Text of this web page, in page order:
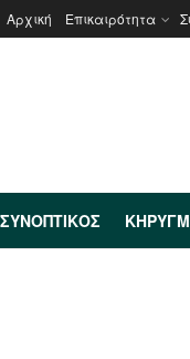
Αρχική Επικαιρότητα
ΣΥΝΟΠΤΙΚΌΣ